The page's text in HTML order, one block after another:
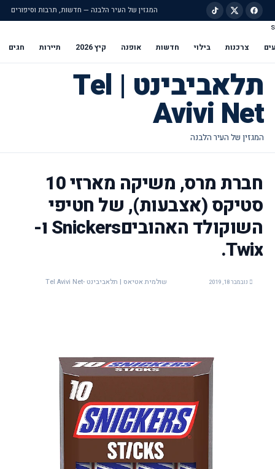
המגזין של העיר הלבנה — חדשות, תרבות וסיפורים
s
צרכנות בילוי חדשות אופנה קיץ 2026 תיירות חגים
תלאביבינט | Tel
Avivi Net
חברת מרס, משיקה מארזי 10
סטיקס (אצבעות), של חטיפי
השוקולד האהוביםSnickers ו-
Twix.
נובמבר 18, 2019 שולמית אטיאס | תלאביבינט -Tel Avivi Net